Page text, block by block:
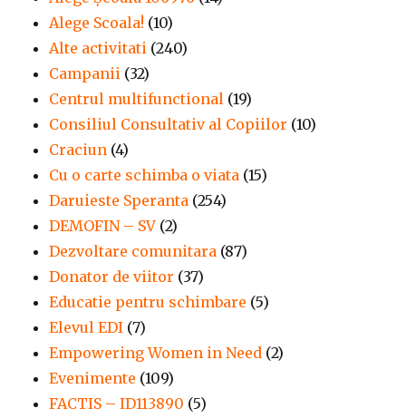
Alege Scoala! (10)
Alte activitati (240)
Campanii (32)
Centrul multifunctional (19)
Consiliul Consultativ al Copiilor (10)
Craciun (4)
Cu o carte schimba o viata (15)
Daruieste Speranta (254)
DEMOFIN – SV (2)
Dezvoltare comunitara (87)
Donator de viitor (37)
Educatie pentru schimbare (5)
Elevul EDI (7)
Empowering Women in Need (2)
Evenimente (109)
FACTIS – ID113890 (5)